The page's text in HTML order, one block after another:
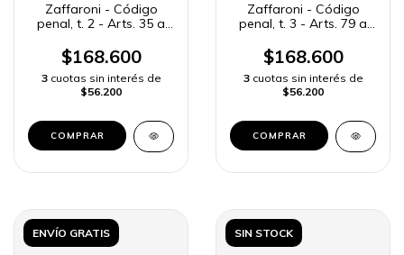
Zaffaroni - Código
penal, t. 2 - Arts. 35 a
$168.600
3 cuotas sin interés de
$56.200
COMPRAR
Zaffaroni - Código
penal, t. 3 - Arts. 79 a
$168.600
3 cuotas sin interés de
$56.200
ENVÍO GRATIS SIN STOCK